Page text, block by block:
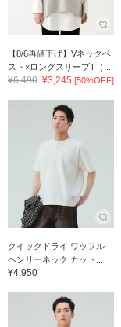
【8/6再値下げ】Vネックベ
スト×ロングスリーブT（...
¥6,490 ¥3,245 [50%OFF]
クイックドライ ワッフル
ヘンリーネック カット...
¥4,950